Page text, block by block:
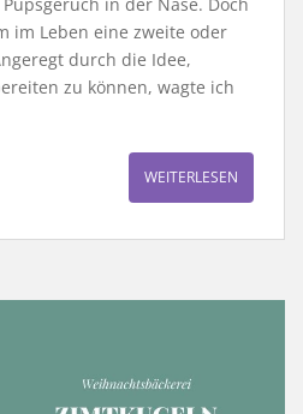
im Leben eine zweite oder
durch die Idee,
zu können, wagte ich
WEITERLESEN